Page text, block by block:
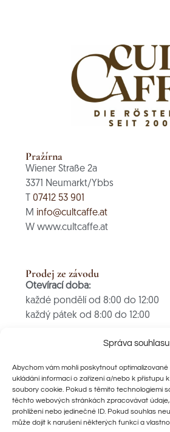
Správa souhlasu
Abychom vám mohli poskytnout optimalizované
ukládání informací o zařízení a/nebo k přístupu
soubory cookie. Pokud s těmito technologiemi
těchto webových stránkách zpracovávat
prohlížení nebo jedinečné ID. Pokud souhlas
může dojít k narušení některých funkcí a
Pražírna
Wiener Straße 2a
3371 Neumarkt/Ybbs
T07412 53 901
M info@cultcaffe.at
W www.cultcaffe.at
Prodej ze závodu
Otevírací doba:
každé pondělí od 8:00 do 12:00
každý pátek od 8:00 do 12:00
PLATBA POUZE V HOTOVOSTI
Rychlé odkazy
Prodejní místa
Ochrana údajů
AGBs